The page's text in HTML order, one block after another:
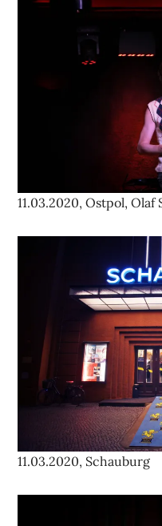
11.03.2020, Ostpol, Olaf
11.03.2020, Schauburg